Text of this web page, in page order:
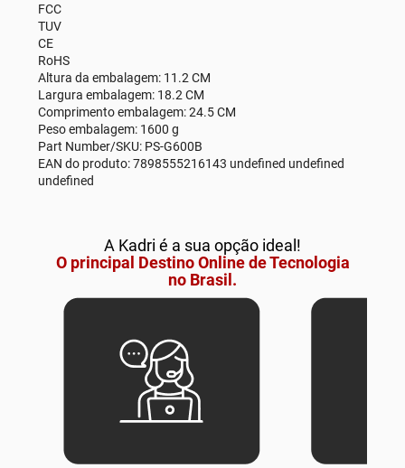
FCC
TUV
CE
RoHS
Altura da embalagem: 11.2 CM
Largura embalagem: 18.2 CM
Comprimento embalagem: 24.5 CM
Peso embalagem: 1600 g
Part Number/SKU: PS-G600B
EAN do produto: 7898555216143 undefined undefined
undefined
A Kadri é a sua opção ideal!
O principal Destino Online de Tecnologia
no Brasil.